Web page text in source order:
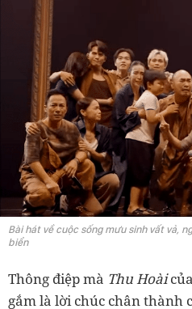
Bài hát về cuộc sống mưu sinh vất vả,
biển
Thông điệp mà Thu Hoài
gắm là lời chúc chân thành